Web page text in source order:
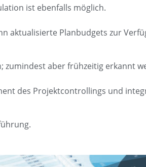
ist ebenfalls möglich.
aktualisierte Planbudgets zur
zumindest aber frühzeitig erkannt
des Projektcontrollings und